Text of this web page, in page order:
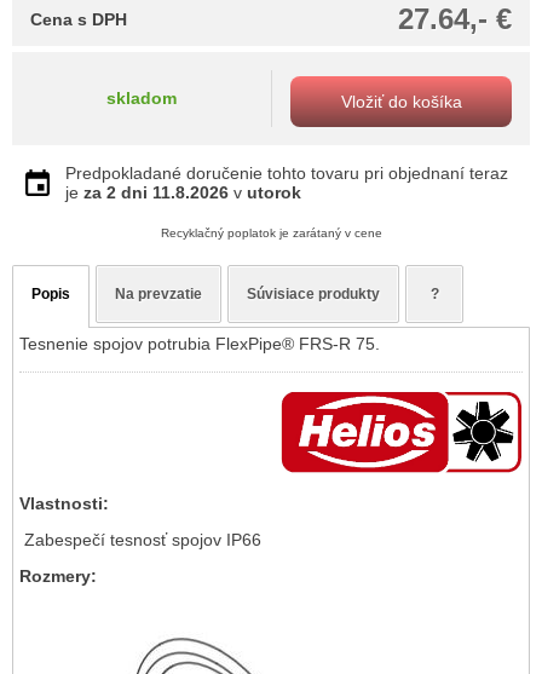
27.64,- €
Cena s DPH
skladom Vložiť do košíka
Predpokladané doručenie tohto tovaru pri objednaní teraz
je za 2 dni 11.8.2026 v utorok
Recyklačný poplatok je zarátaný v cene
Popis Na prevzatie Súvisiace produkty ?
Tesnenie spojov potrubia FlexPipe® FRS-R 75.
Vlastnosti:
Zabespečí tesnosť spojov IP66
Rozmery: